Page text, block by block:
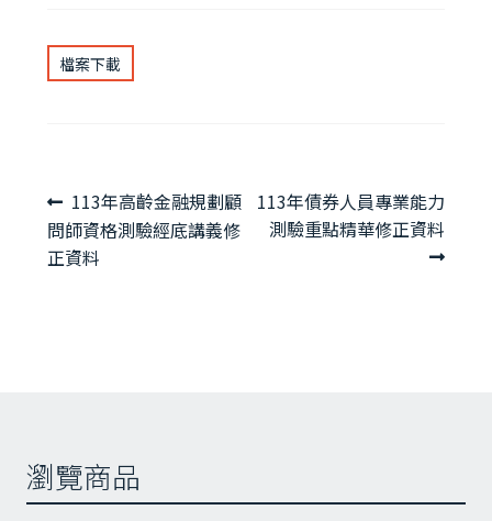
檔案下載
文
章
導
覽
上
一
篇
113年高齡金融規劃顧
問師資格測驗經底講義修
正資料
下
一
113年債券人員專業能力
測驗重點精華修正資料
瀏覽商品